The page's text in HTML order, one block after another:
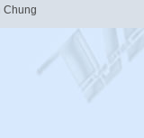
Chung